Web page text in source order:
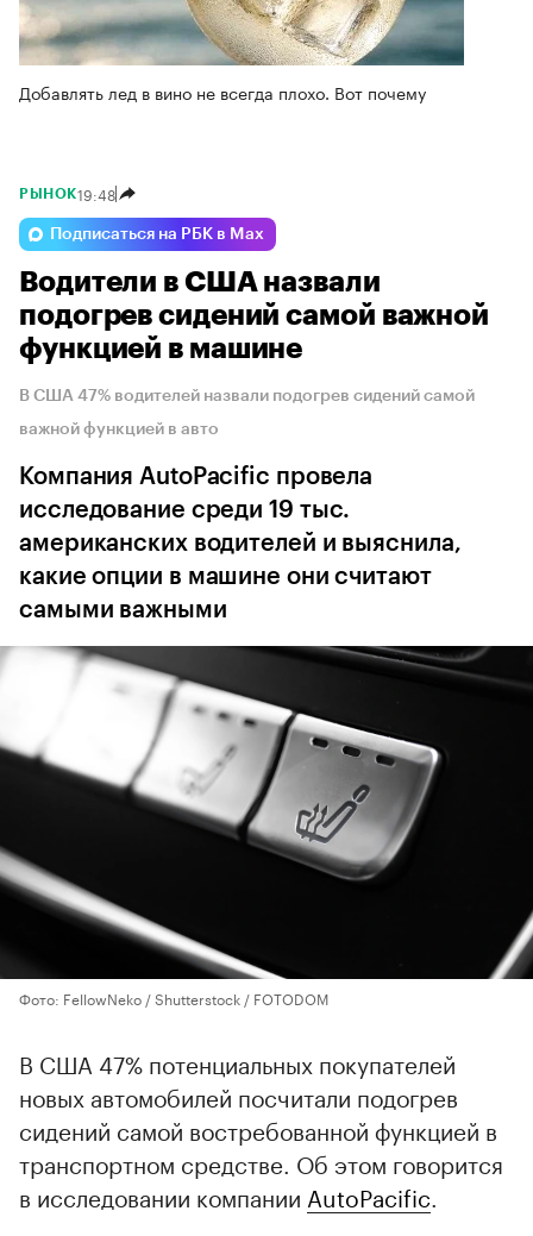
Добавлять лед в вино не всегда плохо. Вот почему
РЫНОК19:48
Подписаться на РБК в Max
Водители в США назвали
подогрев сидений самой важной
функцией в машине
В США 47% водителей назвали подогрев сидений самой
важной функцией в авто
Компания AutoPacific провела
исследование среди 19 тыс.
американских водителей и выяснила,
какие опции в машине они считают
самыми важными
Фото: FellowNeko / Shutterstock / FOTODOM
В США 47% потенциальных покупателей
новых автомобилей посчитали подогрев
сидений самой востребованной функцией в
транспортном средстве. Об этом говорится
в исследовании компании AutoPacific